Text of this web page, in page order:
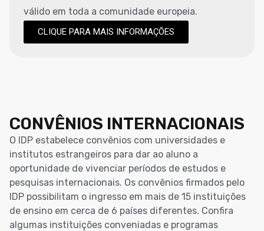
válido em toda a comunidade europeia.
CLIQUE PARA MAIS INFORMAÇÕES
CONVÊNIOS INTERNACIONAIS
O IDP estabelece convênios com universidades e
institutos estrangeiros para dar ao aluno a
oportunidade de vivenciar períodos de estudos e
pesquisas internacionais. Os convênios firmados pelo
IDP possibilitam o ingresso em mais de 15 instituições
de ensino em cerca de 6 países diferentes. Confira
algumas instituições conveniadas e programas